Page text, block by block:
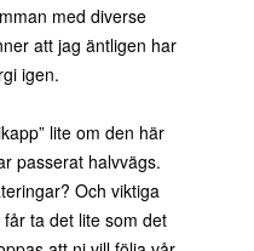
med diverse
att jag äntligen har
igen.
lite om den här
passerat halvvägs.
Och viktiga
ta det lite som det